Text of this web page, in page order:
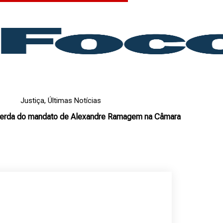
Justiça, Últimas Notícias
do mandato de Alexandre Ramagem na Câmara